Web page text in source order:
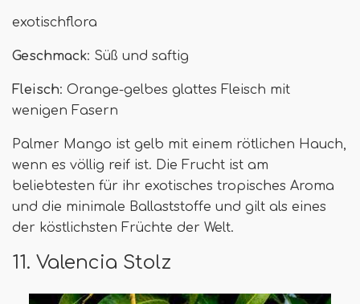
exotischflora
Geschmack: Süß und saftig
Fleisch: Orange-gelbes glattes Fleisch mit
wenigen Fasern
Palmer Mango ist gelb mit einem rötlichen Hauch,
wenn es völlig reif ist. Die Frucht ist am
beliebtesten für ihr exotisches tropisches Aroma
und die minimale Ballaststoffe und gilt als eines
der köstlichsten Früchte der Welt.
11. Valencia Stolz